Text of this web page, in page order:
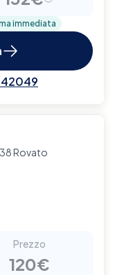
immediata
Rovato
Prezzo
120€